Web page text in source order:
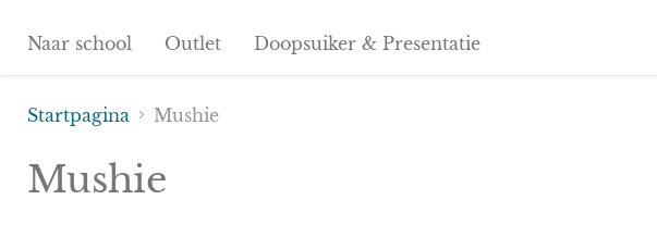
Naar school Outlet Doopsuiker & Presentatie
Startpagina Mushie
Mushie